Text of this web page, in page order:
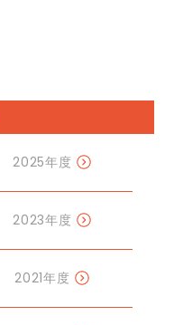
2025年度
2023年度
2021年度